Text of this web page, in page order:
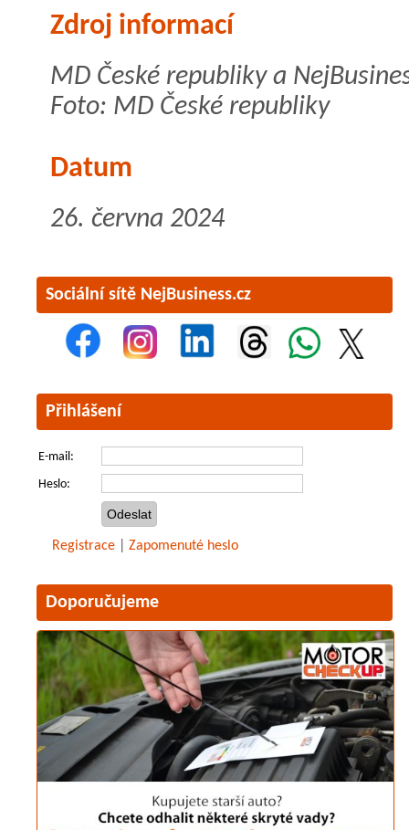
Zdroj informací
MD České republiky a
Foto: MD České republiky
Datum
26. června 2024
Sociální sítě NejBusiness.cz
Přihlášení
E-mail:
Heslo:
Registrace Zapomenuté heslo
Doporučujeme